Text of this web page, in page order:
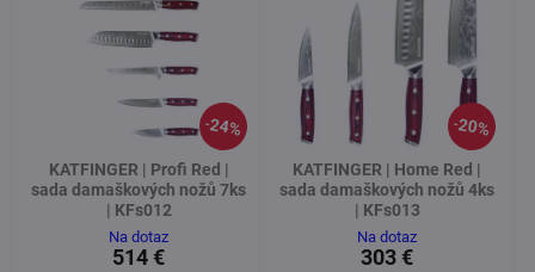
24%
KATFINGER | Profi Red |
sada damaškových nožů 7ks
| KFs012
Na dotaz
514 €
20%
KATFINGER | Home Red |
sada damaškových nožů 4ks
| KFs013
Na dotaz
303 €